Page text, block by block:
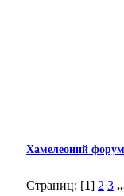
Хамелеоний форум
Страниц: [1] 2 3